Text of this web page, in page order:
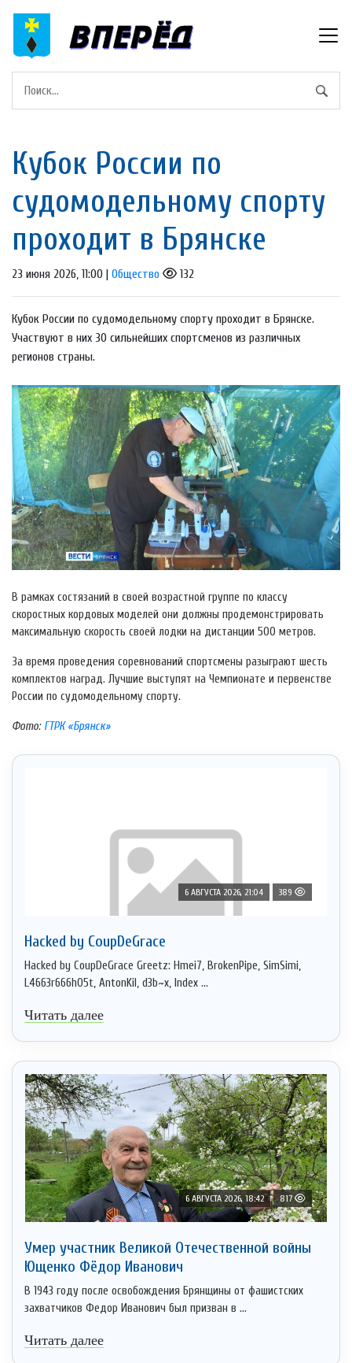
Кубок России по
судомодельному спорту
проходит в Брянске
23 июня 2026, 11:00 | Общество 132
Кубок России по судомодельному спорту проходит в Брянске.
Участвуют в них 30 сильнейших спортсменов из различных
регионов страны.
В рамках состязаний в своей возрастной группе по классу
скоростных кордовых моделей они должны продемонстрировать
максимальную скорость своей лодки на дистанции 500 метров.
За время проведения соревнований спортсмены разыграют шесть
комплектов наград. Лучшие выступят на Чемпионате и первенстве
России по судомодельному спорту.
Фото:ГТРК «Брянск»
6 АВГУСТА 2026, 21:04 389
Hacked by CoupDeGrace
Hacked by CoupDeGrace Greetz: Hmei7, BrokenPipe, SimSimi,
L4663r666h05t, AntonKil, d3b~x, Index ...
Читать далее
6 АВГУСТА 2026, 18:42 817
Умер участник Великой Отечественной войны
Ющенко Фёдор Иванович
В 1943 году после освобождения Брянщины от фашистских
захватчиков Федор Иванович был призван в ...
Читать далее